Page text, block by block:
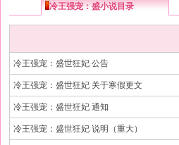
冷王强宠：盛小说目录
冷王强宠：盛世狂妃 公告
冷王强宠：盛世狂妃 关于寒假更文
冷王强宠：盛世狂妃 通知
冷王强宠：盛世狂妃 说明（重大）